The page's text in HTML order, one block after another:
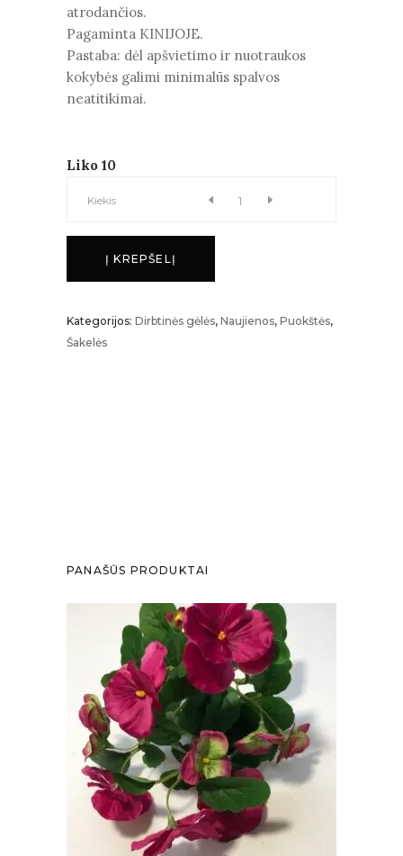
atrodančios.
Pagaminta KINIJOJE.
Pastaba: dėl apšvietimo ir nuotraukos
kokybės galimi minimalūs spalvos
neatitikimai.
Liko 10
LATEKSINĖS
Kiekis
Į KREPŠELĮ
Kategorijos: Dirbtinės gėlės, Naujienos, Puokštės,
Šakelės
PANAŠŪS PRODUKTAI